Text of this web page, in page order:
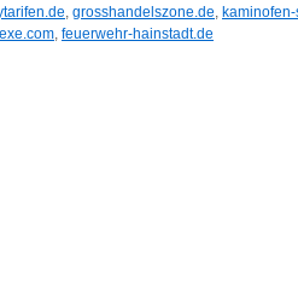
, grosshandelszone.de,
, feuerwehr-hainstadt.de